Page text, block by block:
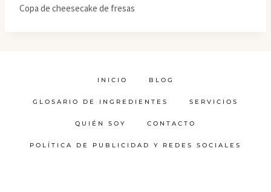
Copa de cheesecake de fresas
INICIO BLOG
GLOSARIO DE INGREDIENTES SERVICIOS
QUIÉN SOY CONTACTO
POLÍTICA DE PUBLICIDAD Y REDES SOCIALES